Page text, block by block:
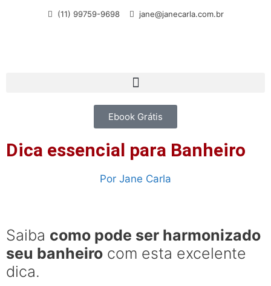
(11) 99759-9698 jane@janecarla.com.br
Ebook Grátis
Dica essencial para Banheiro
Por Jane Carla
Saiba como pode ser harmonizado
seu banheiro com esta excelente
dica.